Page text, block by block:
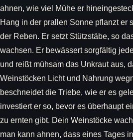
ahnen, wie viel Mühe er
Hang in der prallen Sonne pflanzt er
der Reben. Er setzt Stützstäbe, so
wachsen. Er bewässert sorgfältig
und reißt mühsam das Unkraut aus,
Weinstöcken Licht und Nahrung
beschneidet die Triebe, wie er es
investiert er so, bevor es überhaupt
zu ernten gibt. Dein Weinstöcke
man kann ahnen, dass eines Tages